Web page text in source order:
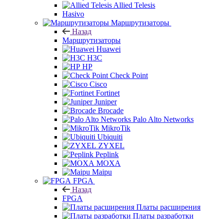
Allied Telesis
Hasivo
Маршрутизаторы
Назад
Маршрутизаторы
Huawei
H3C
HP
Check Point
Cisco
Fortinet
Juniper
Brocade
Palo Alto Networks
MikroTik
Ubiquiti
ZYXEL
Peplink
MOXA
Maipu
FPGA
Назад
FPGA
Платы расширения
Платы разработки